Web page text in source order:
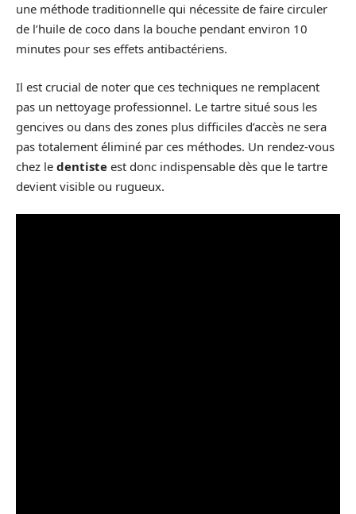
une méthode traditionnelle qui nécessite de faire circuler
de l’huile de coco dans la bouche pendant environ 10
minutes pour ses effets antibactériens.
Il est crucial de noter que ces techniques ne remplacent
pas un nettoyage professionnel. Le tartre situé sous les
gencives ou dans des zones plus difficiles d’accès ne sera
pas totalement éliminé par ces méthodes. Un rendez-vous
chez le dentiste est donc indispensable dès que le tartre
devient visible ou rugueux.